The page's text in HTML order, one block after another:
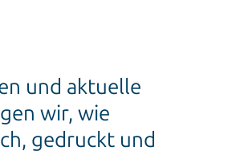
und aktuelle
wir, wie
gedruckt und